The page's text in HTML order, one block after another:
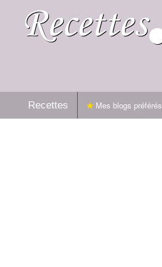
Recettes Mes blogs préférés